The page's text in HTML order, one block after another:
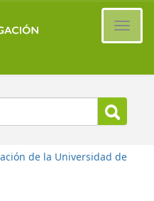
de la Universidad de